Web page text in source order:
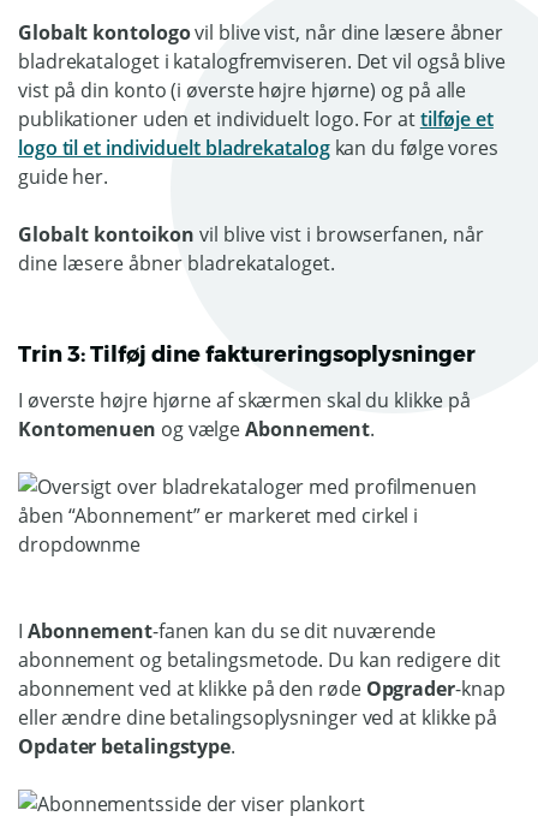
Globalt kontologovil blive vist, når dine læsere åbner
bladrekataloget i katalogfremviseren. Det vil også blive
vist på din konto (i øverste højre hjørne) og på alle
publikationer uden et individuelt logo. For attilføje et
logo til et individuelt bladrekatalogkan du følge vores
guide her.
Globalt kontoikon vil blive vist i browserfanen, når
dine læsere åbner bladrekataloget.
Trin 3: Tilføj dine faktureringsoplysninger
I øverste højre hjørne af skærmen skal du klikke på
Kontomenuen og vælgeAbonnement.
I Abonnement-fanen kan du se dit nuværende
abonnement og betalingsmetode. Du kan redigere dit
abonnement ved at klikke på den røde Opgrader-knap
eller ændre dine betalingsoplysninger ved at klikke på
Opdater betalingstype.